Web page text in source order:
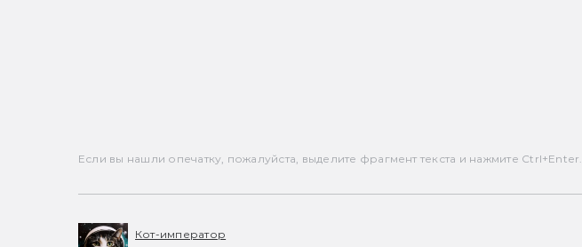
Если вы нашли опечатку, пожалуйста, выделите фрагмент текста и нажмите Ctrl+Enter.
Кот-император